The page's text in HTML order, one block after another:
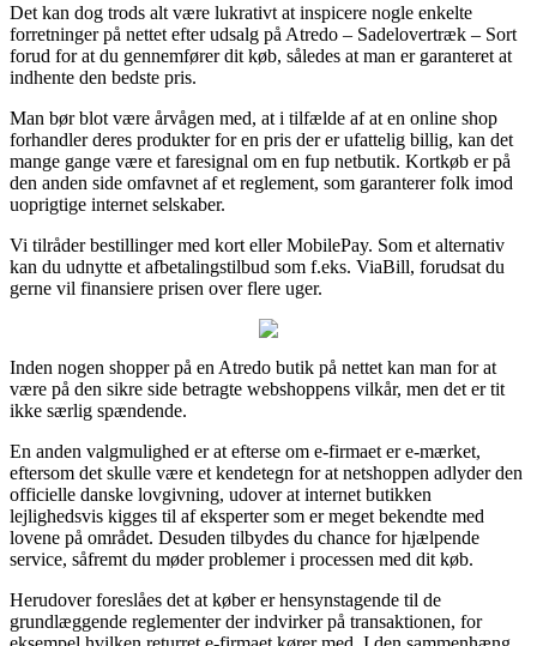
Det kan dog trods alt være lukrativt at inspicere nogle enkelte
forretninger på nettet efter udsalg på Atredo – Sadelovertræk – Sort
forud for at du gennemfører dit køb, således at man er garanteret at
indhente den bedste pris.
Man bør blot være årvågen med, at i tilfælde af at en online shop
forhandler deres produkter for en pris der er ufattelig billig, kan det
mange gange være et faresignal om en fup netbutik. Kortkøb er på
den anden side omfavnet af et reglement, som garanterer folk imod
uoprigtige internet selskaber.
Vi tilråder bestillinger med kort eller MobilePay. Som et alternativ
kan du udnytte et afbetalingstilbud som f.eks. ViaBill, forudsat du
gerne vil finansiere prisen over flere uger.
Inden nogen shopper på en Atredo butik på nettet kan man for at
være på den sikre side betragte webshoppens vilkår, men det er tit
ikke særlig spændende.
En anden valgmulighed er at efterse om e-firmaet er e-mærket,
eftersom det skulle være et kendetegn for at netshoppen adlyder den
officielle danske lovgivning, udover at internet butikken
lejlighedsvis kigges til af eksperter som er meget bekendte med
lovene på området. Desuden tilbydes du chance for hjælpende
service, såfremt du møder problemer i processen med dit køb.
Herudover foreslåes det at køber er hensynstagende til de
grundlæggende reglementer der indvirker på transaktionen, for